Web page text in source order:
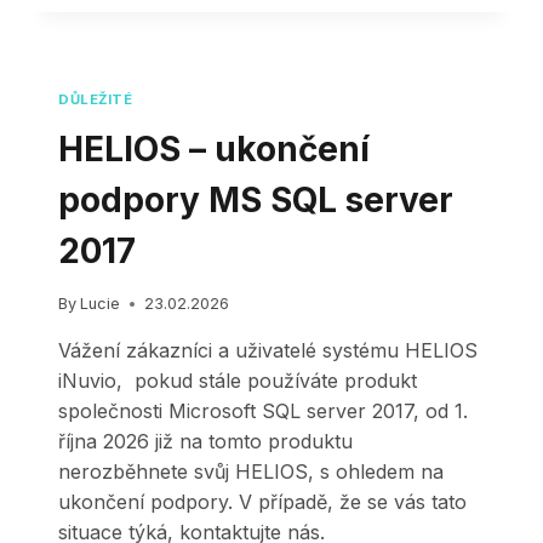
–
(SMTP
DŮLEŽITÉ
HELIOS – ukončení
podpory MS SQL server
2017
By Lucie 23.02.2026
Vážení zákazníci a uživatelé systému HELIOS
iNuvio, pokud stále používáte produkt
společnosti Microsoft SQL server 2017, od 1.
října 2026 již na tomto produktu
nerozběhnete svůj HELIOS, s ohledem na
ukončení podpory. V případě, že se vás tato
situace týká, kontaktujte nás.